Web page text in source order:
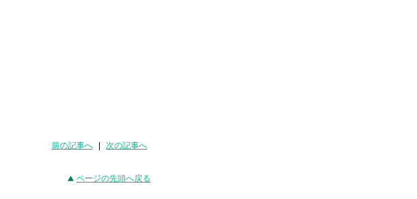
前の記事へ 次の記事へ
ページの先頭へ戻る